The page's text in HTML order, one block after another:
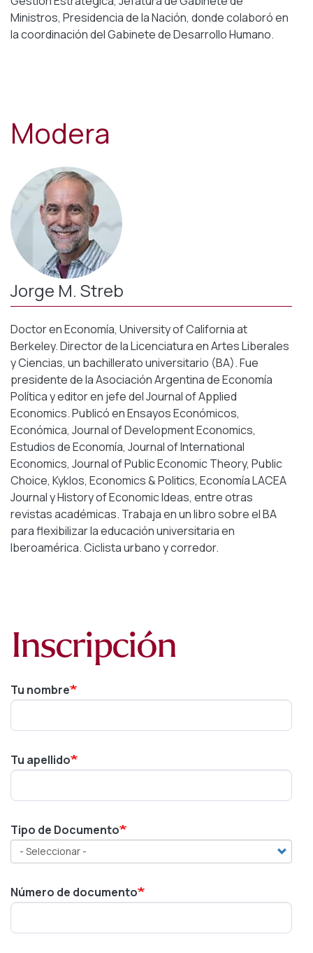
Ministros, Presidencia de la Nación, donde colaboró en
la coordinación del Gabinete de Desarrollo Humano.
Modera
Jorge M. Streb
Doctor en Economía, University of California at
Berkeley. Director de la Licenciatura en Artes Liberales
y Ciencias, un bachillerato universitario (BA). Fue
presidente de la Asociación Argentina de Economía
Política y editor en jefe del Journal of Applied
Economics. Publicó en Ensayos Económicos,
Económica, Journal of Development Economics,
Estudios de Economía, Journal of International
Economics, Journal of Public Economic Theory, Public
Choice, Kyklos, Economics & Politics, Economía LACEA
Journal y History of Economic Ideas, entre otras
revistas académicas. Trabaja en un libro sobre el BA
para flexibilizar la educación universitaria en
Iberoamérica. Ciclista urbano y corredor.
Inscripción
Tu nombre
Tu apellido
Tipo de Documento
Número de documento